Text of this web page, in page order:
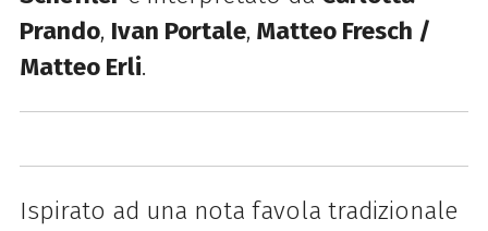
Prando, Ivan Portale, Matteo Fresch /
Matteo Erli.
Ispirato ad una nota favola tradizionale